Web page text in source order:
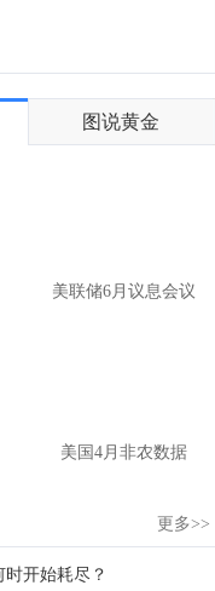
图说黄金
美联储6月议息会议
美国4月非农数据
更多>>
开始耗尽？